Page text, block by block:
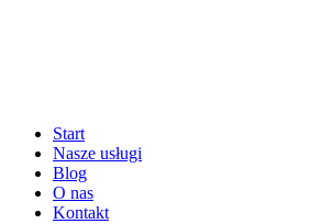
Start
Nasze usługi
Blog
O nas
Kontakt